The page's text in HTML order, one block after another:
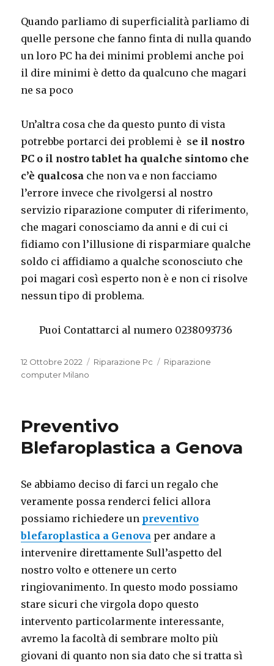
Quando parliamo di superficialità parliamo di
quelle persone che fanno finta di nulla quando
un loro PC ha dei minimi problemi anche poi
il dire minimi è detto da qualcuno che magari
ne sa poco
Un’altra cosa che da questo punto di vista
potrebbe portarci dei problemi è se il nostro
PC o il nostro tablet ha qualche sintomo che
c’è qualcosa che non va e non facciamo
l’errore invece che rivolgersi al nostro
servizio riparazione computer di riferimento,
che magari conosciamo da anni e di cui ci
fidiamo con l’illusione di risparmiare qualche
soldo ci affidiamo a qualche sconosciuto che
poi magari così esperto non è e non ci risolve
nessun tipo di problema.
Puoi Contattarci al numero 0238093736
Pubblicato
il
12 Ottobre 2022 Categorie
Riparazione Pc Tag
Riparazione
computer Milano
Preventivo
Blefaroplastica a Genova
Se abbiamo deciso di farci un regalo che
veramente possa renderci felici allora
possiamo richiedere un preventivo
blefaroplastica a Genova per andare a
intervenire direttamente Sull’aspetto del
nostro volto e ottenere un certo
ringiovanimento. In questo modo possiamo
stare sicuri che virgola dopo questo
intervento particolarmente interessante,
avremo la facoltà di sembrare molto più
giovani di quanto non sia dato che si tratta sì